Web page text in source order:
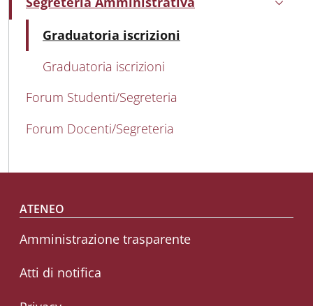
Attivo
Graduatoria iscrizioni
Graduatoria iscrizioni
Forum Studenti/Segreteria
Forum Docenti/Segreteria
Footer menu
ATENEO
Amministrazione trasparente
Atti di notifica